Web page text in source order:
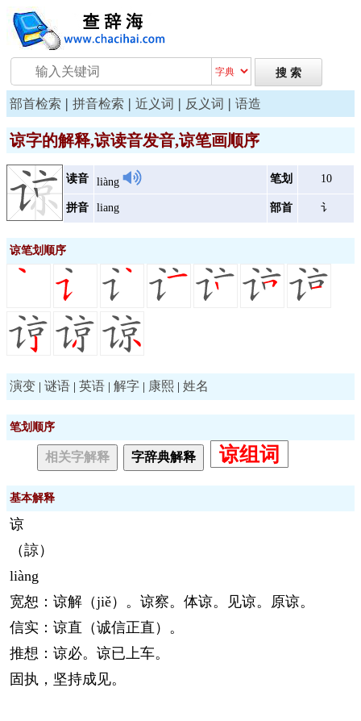
部首检索 | 拼音检索 | 近义词 | 反义词 | 语造
谅字的解释,谅读音发音,谅笔画顺序
读音 liàng 笔划 10
拼音 liang 部首 讠
谅笔划顺序
演变 | 谜语 | 英语 | 解字 | 康熙 | 姓名
笔划顺序
相关字解释 字辞典解释 谅组词
基本解释
谅
（諒）
liàng
宽恕：谅解（jiě）。谅察。体谅。见谅。原谅。
信实：谅直（诚信正直）。
推想：谅必。谅已上车。
固执，坚持成见。